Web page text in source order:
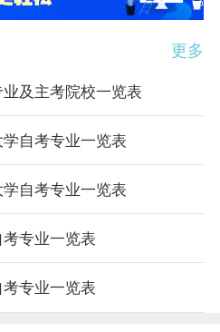
更多
及主考院校一览表
自考专业一览表
自考专业一览表
专业一览表
专业一览表